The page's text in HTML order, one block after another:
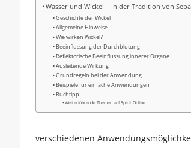
Wasser und Wickel – In der Tradition von
Geschichte der Wickel
Allgemeine Hinweise
Wie wirken Wickel?
Beeinflussung der Durchblutung
Reflektorische Beeinflussung innerer Organe
Ausleitende Wirkung
Grundregeln bei der Anwendung
Beispiele für einfache Anwendungen
Buchtipp
Weiterführende Themen auf Spirit Online
verschiedenen